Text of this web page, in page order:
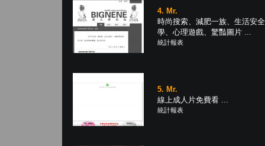
4. Mr.
時尚搜索、減肥一族、生活安
學、心理遊戲、驚豔圖片 ...
統計報表
5. Mr.
線上成人片免費看 ...
統計報表